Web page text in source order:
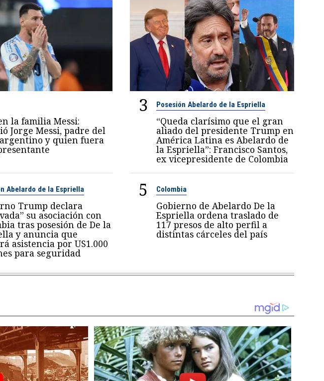
la familia Messi:
Jorge Messi, padre del
y quien fuera
3 Posesión Abelardo de la Espriella
“Queda clarísimo que el gran
aliado del presidente Trump en
América Latina es Abelardo de
la Espriella”: Francisco Santos,
ex vicepresidente de Colombia
Abelardo de la Espriella
Trump declara
su asociación con
tras posesión de De la
y anuncia que
asistencia por US1.000
para seguridad
5 Colombia
Gobierno de Abelardo De la
Espriella ordena traslado de
117 presos de alto perfil a
distintas cárceles del país